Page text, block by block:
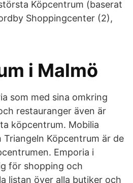
Köpcentrum (baserat
Shoppingcenter (2),
i Malmö
som med sina omkring
restauranger även är
köpcentrum. Mobilia
Köpcentrum är de
Emporia i
för shopping och
listan över alla butiker och